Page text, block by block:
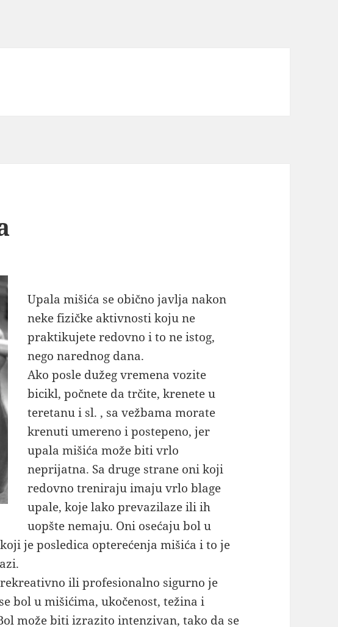
Upala mišića se obično javlja nakon
neke fizičke aktivnosti koju ne
praktikujete redovno i to ne istog,
nego narednog dana.
Ako posle dužeg vremena vozite
bicikl, počnete da trčite, krenete u
teretanu i sl. , sa vežbama morate
krenuti umereno i postepeno, jer
upala mišića može biti vrlo
neprijatna. Sa druge strane oni koji
redovno treniraju imaju vrlo blage
upale, koje lako prevazilaze ili ih
uopšte nemaju. Oni osećaju bol u
je posledica opterećenja mišića i to je
ili profesionalno sigurno je
bol u mišićima, ukočenost, težina i
može biti izrazito intenzivan, tako da se